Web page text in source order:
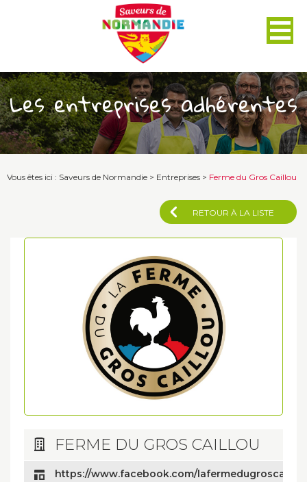
Les entreprises adhérentes
Vous êtes ici : Saveurs de Normandie > Entreprises > Ferme du Gros Caillou
RETOUR À LA LISTE
FERME DU GROS CAILLOU
https://www.facebook.com/
Panneau de gestion des cookies